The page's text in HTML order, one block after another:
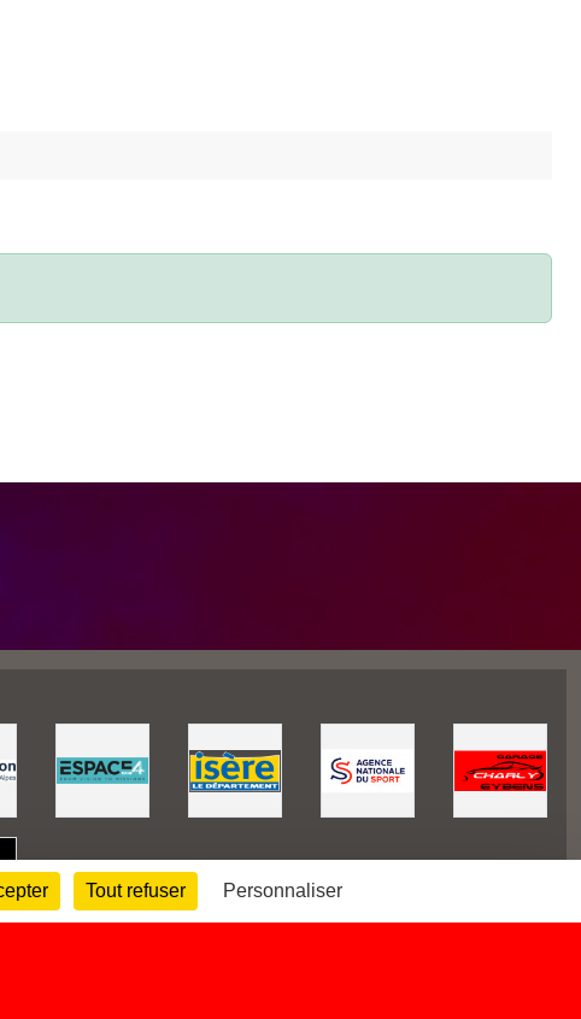
Tout refuser Personnaliser